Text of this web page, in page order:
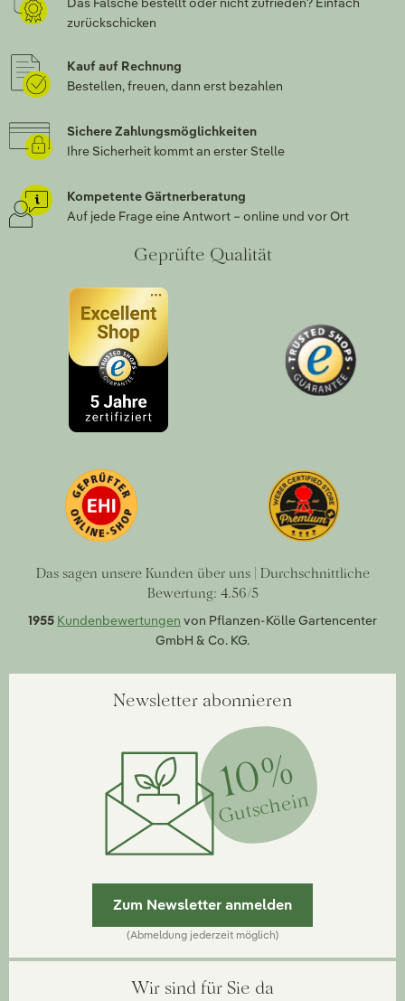
zurückschicken
Kauf auf Rechnung
Bestellen, freuen, dann erst bezahlen
Sichere Zahlungsmöglichkeiten
Ihre Sicherheit kommt an erster Stelle
Kompetente Gärtnerberatung
Auf jede Frage eine Antwort – online und vor Ort
Geprüfte Qualität
Das sagen unsere Kunden über uns | Durchschnittliche
Bewertung: 4.56/5
1955 Kundenbewertungen von Pflanzen-Kölle Gartencenter
GmbH & Co. KG.
Newsletter abonnieren
10%
Gutschein
Zum Newsletter anmelden
(Abmeldung jederzeit möglich)
Wir sind für Sie da